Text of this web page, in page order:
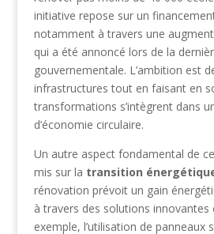
initiative repose sur un
notamment à travers une
qui a été annoncé lors de la
gouvernementale. L’ambition est
infrastructures tout en faisant en
transformations s’intègrent dans
d’économie circulaire.
Un autre aspect fondamental de
mis sur la transition
rénovation prévoit un gain
à travers des solutions innovantes
exemple, l’utilisation de panneaux